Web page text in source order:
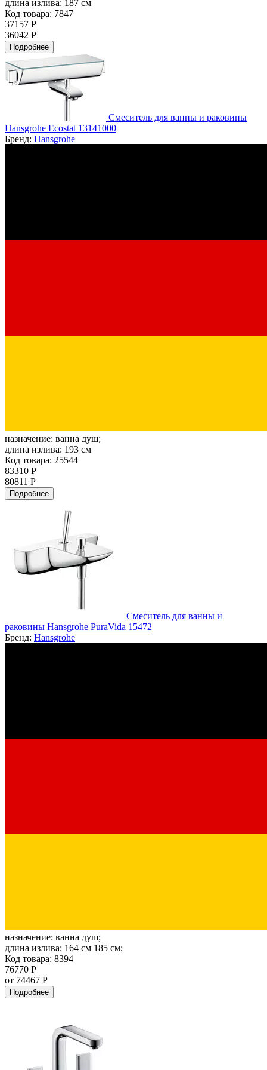
длина излива: 187 см
Код товара: 7847
37157 Р
36042 Р
Подробнее
Смеситель для ванны и раковины
Hansgrohe Ecostat 13141000
Бренд: Hansgrohe
назначение: ванна душ;
длина излива: 193 см
Код товара: 25544
83310 Р
80811 Р
Подробнее
Смеситель для ванны и
раковины Hansgrohe PuraVida 15472
Бренд: Hansgrohe
назначение: ванна душ;
длина излива: 164 см 185 см;
Код товара: 8394
76770 Р
от 74467 Р
Подробнее